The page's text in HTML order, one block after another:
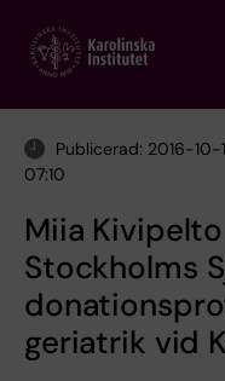
main
Publicerad: 2016-10-
07:10
Miia
Stockholms
geriatrik vid